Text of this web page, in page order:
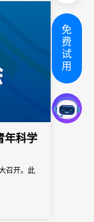
年科学
召开。此
汇聚了来
科学家、
免
费
试
用